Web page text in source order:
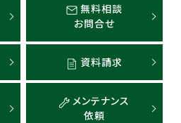
無料相談
お問合せ
資料請求
メンテナンス
依頼